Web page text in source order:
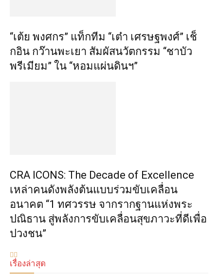
“เต้ย พงศกร” แท็กทีม “เต๋า เศรษฐพงศ์” เช็
กอิน กว๊านพะเยา สัมผัสนวัตกรรม “ชาบัว
พรีเมียม” ใน “หอมแผ่นดินฯ”
CRA ICONS: The Decade of Excellence
เหล่าคนดังพลังต้นแบบร่วมขับเคลื่อน
อนาคต “1 ทศวรรษ จากรากฐานแห่งพระ
ปณิธาน สู่พลังการขับเคลื่อนสุขภาวะที่ดีเพื่อ
ปวงชน”
เรื่องล่าสุด